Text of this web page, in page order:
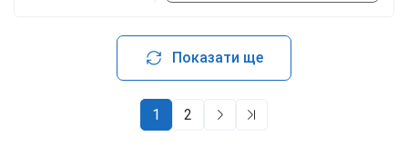
Показати ще
1 2